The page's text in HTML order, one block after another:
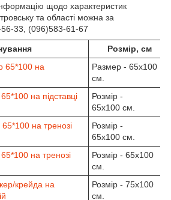
щодо характеристик
та області можна за
33, (096)583-61-67
Розмір, см
65*100 на
Размер - 65х100
см.
на підставці
Розмір -
65х100 см.
на тренозі
Розмір -
65х100 см.
на тренозі
Розмір - 65х100
см.
крейда на
Розмір - 75х100
см.